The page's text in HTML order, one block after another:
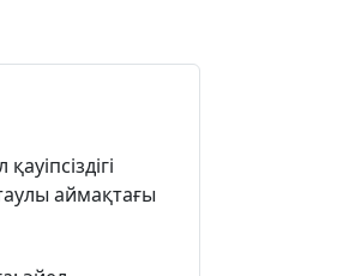
аймақтағы